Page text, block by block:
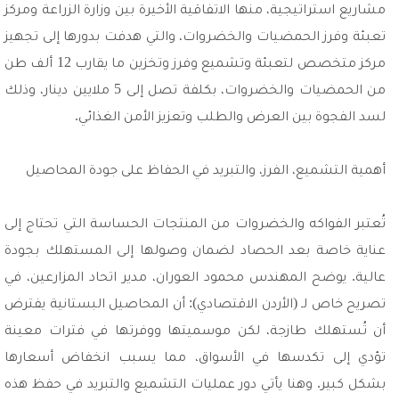
مشاريع استراتيجية، منها الاتفاقية الأخيرة بين وزارة الزراعة ومركز
تعبئة وفرز الحمضيات والخضروات، والتي هدفت بدورها إلى تجهيز
مركز متخصص لتعبئة وتشميع وفرز وتخزين ما يقارب 12 ألف طن
من الحمضيات والخضروات، بكلفة تصل إلى 5 ملايين دينار، وذلك
لسد الفجوة بين العرض والطلب وتعزيز الأمن الغذائي.
أهمية التشميع، الفرز، والتبريد في الحفاظ على جودة المحاصيل
تُعتبر الفواكه والخضروات من المنتجات الحساسة التي تحتاج إلى
عناية خاصة بعد الحصاد لضمان وصولها إلى المستهلك بجودة
عالية. يوضح المهندس محمود العوران، مدير اتحاد المزارعين، في
تصريح خاص لـ (الأردن الاقتصادي): أن المحاصيل البستانية يفترض
أن تُستهلك طازجة، لكن موسميتها ووفرتها في فترات معينة
تؤدي إلى تكدسها في الأسواق، مما يسبب انخفاض أسعارها
بشكل كبير. وهنا يأتي دور عمليات التشميع والتبريد في حفظ هذه